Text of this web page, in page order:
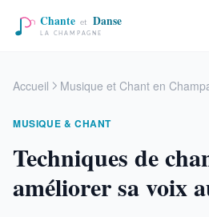
Accueil Musique et Chant en
MUSIQUE & CHANT
Techniques de
améliorer sa voix